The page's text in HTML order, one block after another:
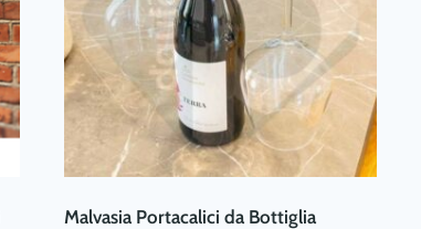
Malvasia Portacalici da Bottiglia